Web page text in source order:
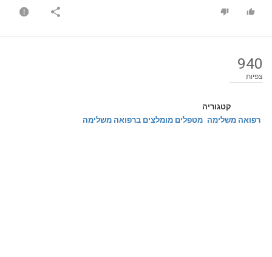
940
צפיות
קטגוריה
רפואה משלימה מטפלים מומלצים ברפואה משלימה